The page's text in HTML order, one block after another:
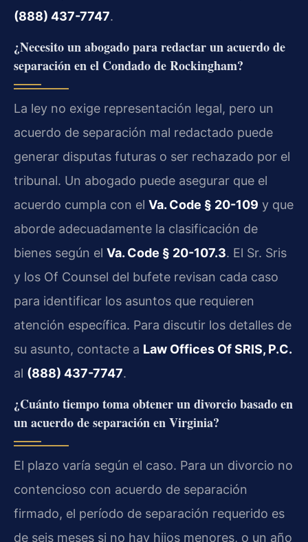
(888) 437-7747.
¿Necesito un abogado para redactar un acuerdo de
separación en el Condado de Rockingham?
La ley no exige representación legal, pero un
acuerdo de separación mal redactado puede
generar disputas futuras o ser rechazado por el
tribunal. Un abogado puede asegurar que el
acuerdo cumpla con el Va. Code § 20-109 y que
aborde adecuadamente la clasificación de
bienes según el Va. Code § 20-107.3. El Sr. Sris
y los Of Counsel del bufete revisan cada caso
para identificar los asuntos que requieren
atención específica. Para discutir los detalles de
su asunto, contacte a Law Offices Of SRIS, P.C.
al (888) 437-7747.
¿Cuánto tiempo toma obtener un divorcio basado en
un acuerdo de separación en Virginia?
El plazo varía según el caso. Para un divorcio no
contencioso con acuerdo de separación
firmado, el período de separación requerido es
de seis meses si no hay hijos menores, o un año